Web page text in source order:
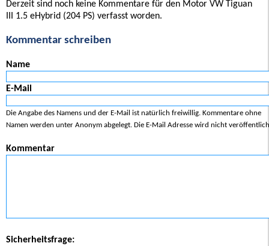
Derzeit sind noch keine Kommentare für den Motor VW Tiguan
III 1.5 eHybrid (204 PS) verfasst worden.
Kommentar schreiben
Name
E-Mail
Die Angabe des Namens und der E-Mail ist natürlich freiwillig. Kommentare ohne
Namen werden unter Anonym abgelegt. Die E-Mail Adresse wird nicht
Kommentar
Sicherheitsfrage: